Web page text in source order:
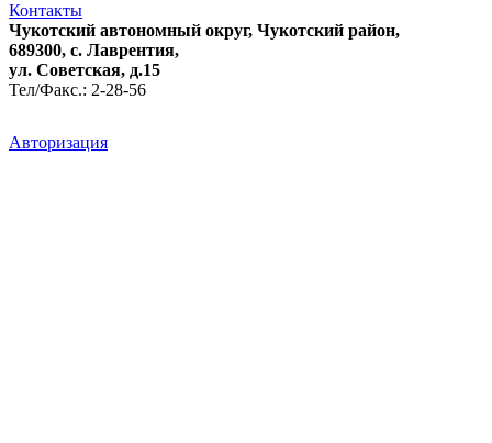
Контакты
Чукотский автономный округ, Чукотский район,
689300, с. Лаврентия,
ул. Советская, д.15
Тел/Факс.: 2-28-56
Авторизация